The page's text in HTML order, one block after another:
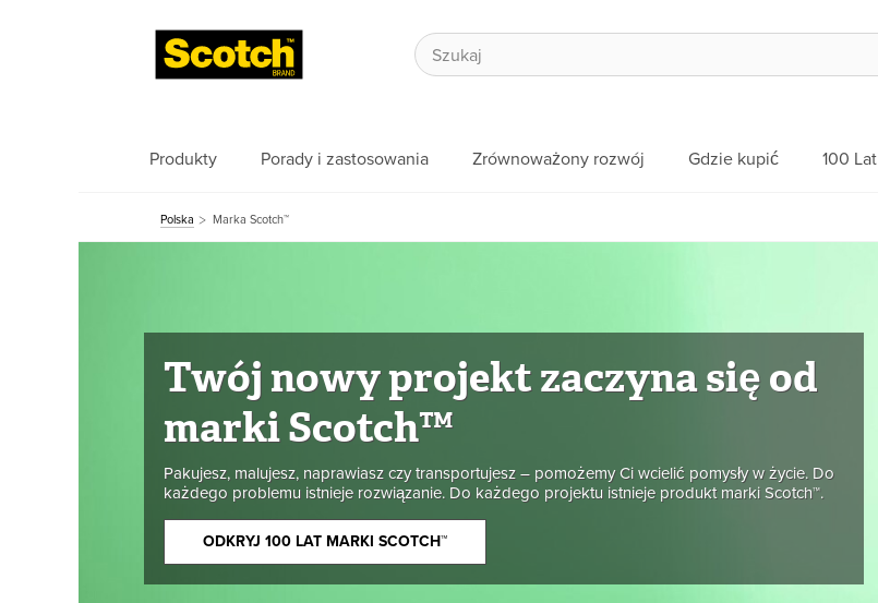
Produkty Porady i zastosowania Zrównoważony rozwój Gdzie kupić 100 Lat
Polska Marka Scotch™
Twój nowy projekt zaczyna się od
marki Scotch™
Pakujesz, malujesz, naprawiasz czy transportujesz – pomożemy Ci wcielić pomysły w życie. Do
każdego problemu istnieje rozwiązanie. Do każdego projektu istnieje produkt marki Scotch™.
ODKRYJ 100 LAT MARKI SCOTCH™